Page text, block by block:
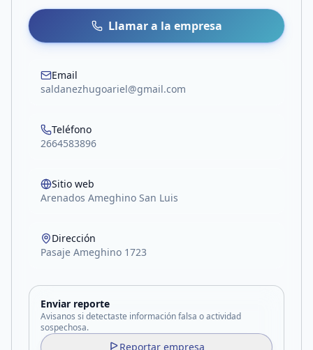
Llamar a la empresa
Email
saldanezhugoariel@gmail.com
Teléfono
2664583896
Sitio web
Arenados Ameghino San Luis
Dirección
Pasaje Ameghino 1723
Enviar reporte
Avisanos si detectaste información falsa o actividad
sospechosa.
Reportar empresa